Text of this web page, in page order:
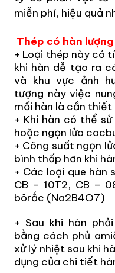
miễn phí, hiệu quả
Thép có hàn
+ Loại thép này có
khi hàn dễ tạo ra
và khu vực ảnh
tượng này việc
mối hàn là cần thiết
+ Khi hàn có thể
hoặc ngọn lửa
+ Công suất ngọn
bình thấp hơn khi
+ Các loại que hàn
CB – 10T2, CB –
bôrắc (Na2B4O7​)
+ Sau khi hàn
bằng cách phủ
xử lý nhiệt sau khi
dụng của chi tiết